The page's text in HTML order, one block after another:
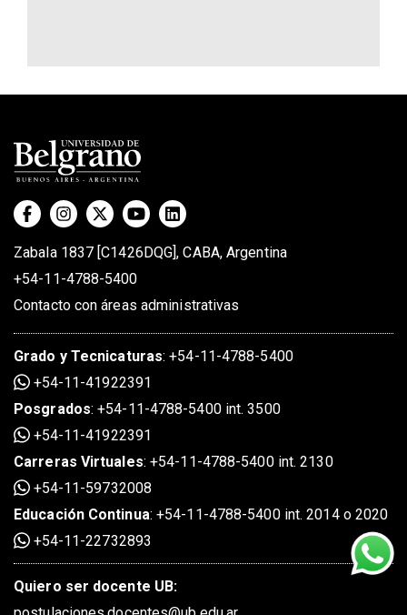
Zabala 1837 [C1426DQG], CABA, Argentina
+54-11-4788-5400
Contacto con áreas administrativas
Grado y Tecnicaturas:+54-11-4788-5400
+54-11-41922391
Posgrados:+54-11-4788-5400 int. 3500
+54-11-41922391
Carreras Virtuales:+54-11-4788-5400 int. 2130
+54-11-59732008
Educación Continua:+54-11-4788-5400 int. 2014 o 2020
+54-11-22732893
Quiero ser docente UB: